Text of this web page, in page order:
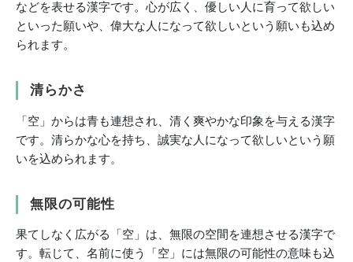
などを表せる漢字です。心が広く、優しい人に育って欲しい
といった願いや、偉大な人になって欲しいという願いも込め
られます。
清らかさ
「空」からは青も連想され、清く爽やかな印象を与える漢字
です。清らかな心を持ち、誠実な人になって欲しいという願
いを込められます。
無限の可能性
果てしなく広がる「空」は、無限の空間を連想させる漢字で
す。転じて、名前に使う「空」には無限の可能性の意味も込